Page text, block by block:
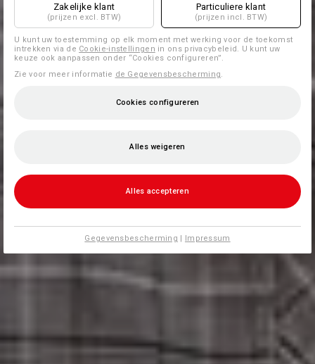
Zakelijke klant
(prijzen excl. BTW)
Particuliere klant
(prijzen incl. BTW)
U kunt uw toestemming op elk moment met werking voor de toekomst
intrekken via de Cookie-instellingen in ons privacybeleid. U kunt uw
keuze ook aanpassen onder “Cookies configureren”.
Zie voor meer informatie de Gegevensbescherming
Cookies configureren
Alles weigeren
Alles accepteren
Gegevensbescherming | Impressum